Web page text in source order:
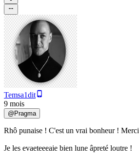
Temsa1dit
9 mois
@ Pragma
Rhô punaise ! C'est un vrai bonheur ! Merci
Je les evaeteeeaie bien lune âpreté loutre !